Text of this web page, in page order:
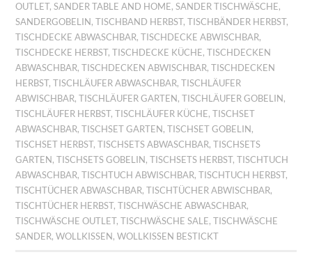
OUTLET,SANDER TABLE AND HOME,SANDER TISCHWÄSCHE,
SANDERGOBELIN,TISCHBAND HERBST,TISCHBÄNDER HERBST,
TISCHDECKE ABWASCHBAR,TISCHDECKE ABWISCHBAR,
TISCHDECKE HERBST,TISCHDECKE KÜCHE,TISCHDECKEN
ABWASCHBAR,TISCHDECKEN ABWISCHBAR,TISCHDECKEN
HERBST,TISCHLÄUFER ABWASCHBAR,TISCHLÄUFER
ABWISCHBAR,TISCHLÄUFER GARTEN,TISCHLÄUFER GOBELIN,
TISCHLÄUFER HERBST,TISCHLÄUFER KÜCHE,TISCHSET
ABWASCHBAR,TISCHSET GARTEN,TISCHSET GOBELIN,
TISCHSET HERBST,TISCHSETS ABWASCHBAR,TISCHSETS
GARTEN,TISCHSETS GOBELIN,TISCHSETS HERBST,TISCHTUCH
ABWASCHBAR,TISCHTUCH ABWISCHBAR,TISCHTUCH HERBST,
TISCHTÜCHER ABWASCHBAR,TISCHTÜCHER ABWISCHBAR,
TISCHTÜCHER HERBST,TISCHWÄSCHE ABWASCHBAR,
TISCHWÄSCHE OUTLET,TISCHWÄSCHE SALE,TISCHWÄSCHE
SANDER,WOLLKISSEN,WOLLKISSEN BESTICKT